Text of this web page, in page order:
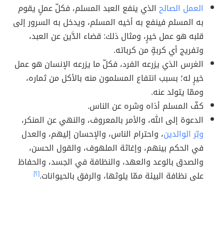
العمل الصالحالذي ينفع العبد المسلم، فكلّ عملٍ يقوم
به المسلم فينفع به أخيه المسلم، ويدخل به السرور إلى
قلبه هو عمل خيرٍ، ومثال ذلك: قضاء الدَّين عن العبد،
وتفريج أي كربةٍ من كرباته.
الغرس الذي يزرعه الفرد، فكلّ ما يزرعه الإنسان هو عمل
خيرٍ له؛ بسبب انتفاع المسلمون منه بالأكل من ثماره،
وممّا يتولد عنه.
كفّ المسلم أذاه وشره عن الناس.
الدعوة إلى الله، والأمر بالمعروف، والنهي عن المنكر،
وبّر الوالدين، واحترام الناس، والإحسان إليهم، والعدل
في الحكم بينهم، وإغاثة الملهوف، والقول الحسن،
والصدق بالوعد والعهد، والنظافة في الجسد، والحفاظ
على نظافة البيئة ممّا يلوثها، والرفق بالحيوانات.[٢]